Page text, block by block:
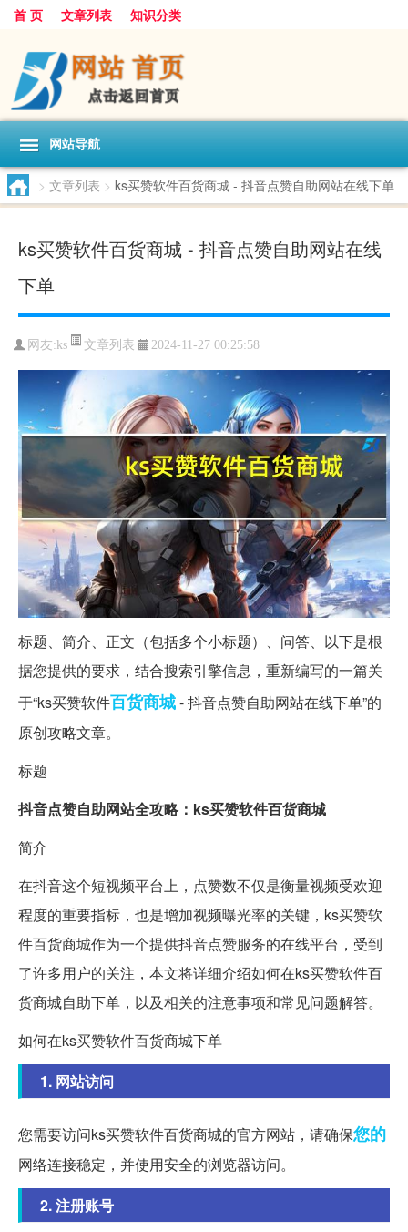
首 页 文章列表 知识分类
网站导航
> 文章列表 > ks买赞软件百货商城 - 抖音点赞自助网站在线下单
ks买赞软件百货商城 - 抖音点赞自助网站在线
下单
网友:ks 文章列表 2024-11-27 00:25:58
标题、简介、正文（包括多个小标题）、问答、以下是根
据您提供的要求，结合搜索引擎信息，重新编写的一篇关
于“ks买赞软件百货商城- 抖音点赞自助网站在线下单”的
原创攻略文章。
标题
抖音点赞自助网站全攻略：ks买赞软件百货商城
简介
在抖音这个短视频平台上，点赞数不仅是衡量视频受欢迎
程度的重要指标，也是增加视频曝光率的关键，ks买赞软
件百货商城作为一个提供抖音点赞服务的在线平台，受到
了许多用户的关注，本文将详细介绍如何在ks买赞软件百
货商城自助下单，以及相关的注意事项和常见问题解答。
如何在ks买赞软件百货商城下单
1. 网站访问
您需要访问ks买赞软件百货商城的官方网站，请确保您的
网络连接稳定，并使用安全的浏览器访问。
2. 注册账号